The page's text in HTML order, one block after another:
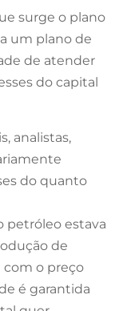
surge o plano
um plano de
de atender
do capital
analistas,
do quanto
petróleo estava
de
com o preço
é garantida